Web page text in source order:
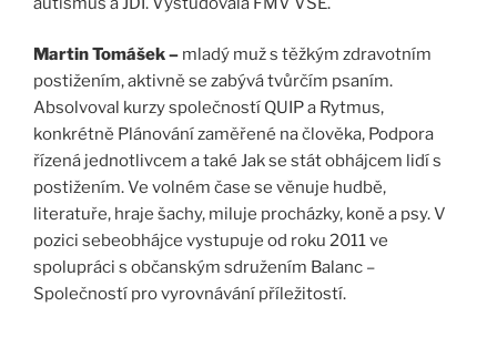
Martin Tomášek – mladý muž s těžkým zdravotním
postižením, aktivně se zabývá tvůrčím psaním.
Absolvoval kurzy společností QUIP a Rytmus,
konkrétně Plánování zaměřené na člověka, Podpora
řízená jednotlivcem a také Jak se stát obhájcem lidí s
postižením. Ve volném čase se věnuje hudbě,
literatuře, hraje šachy, miluje procházky, koně a psy. V
pozici sebeobhájce vystupuje od roku 2011 ve
spolupráci s občanským sdružením Balanc –
Společností pro vyrovnávání příležitostí.